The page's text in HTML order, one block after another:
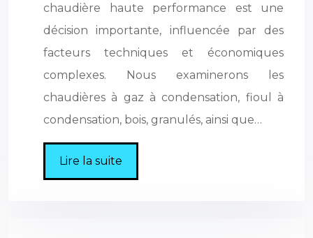
chaudière haute performance est une
décision importante, influencée par des
facteurs techniques et économiques
complexes. Nous examinerons les
chaudières à gaz à condensation, fioul à
condensation, bois, granulés, ainsi que…
Lire la suite